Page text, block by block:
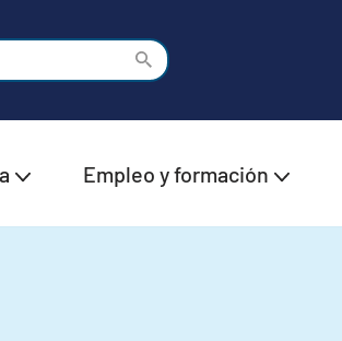
Empleo y formación